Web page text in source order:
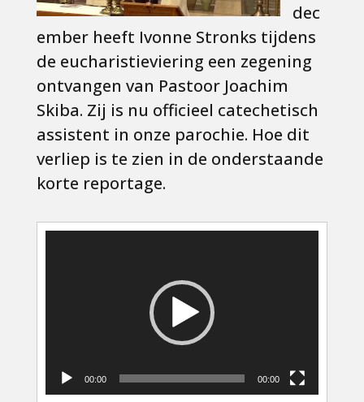
dec
ember heeft Ivonne Stronks tijdens
de eucharistieviering een zegening
ontvangen van Pastoor Joachim
Skiba. Zij is nu officieel catechetisch
assistent in onze parochie. Hoe dit
verliep is te zien in de onderstaande
korte reportage.
00:00 00:00